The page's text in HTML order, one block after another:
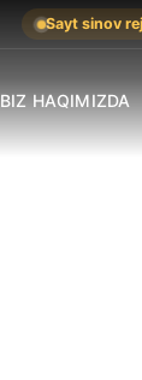
Sayt sinov
BIZ HAQIMIZDA